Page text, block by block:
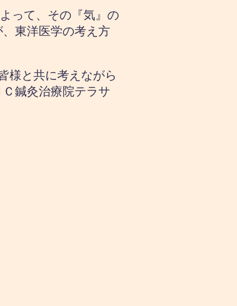
って、その『気』の
東洋医学の考え方
様と共に考えながら
鍼灸治療院テラサ